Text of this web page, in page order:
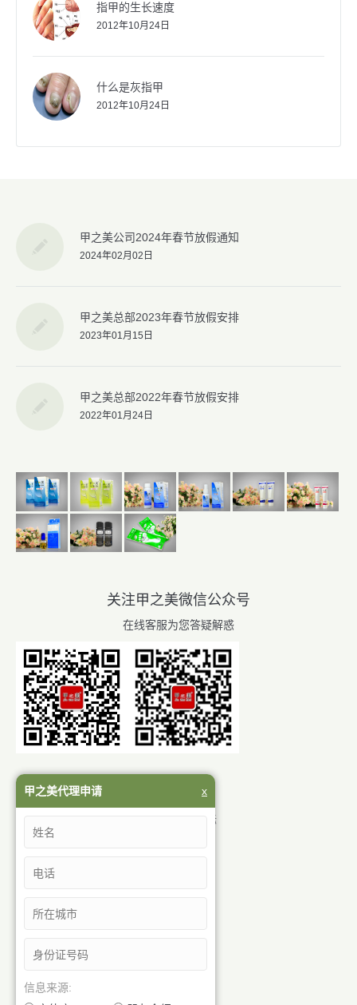
指甲的生长速度
2012年10月24日
什么是灰指甲
2012年10月24日
甲之美公司2024年春节放假通知
2024年02月02日
甲之美总部2023年春节放假安排
2023年01月15日
甲之美总部2022年春节放假安排
2022年01月24日
关注甲之美微信公众号
在线客服为您答疑解惑
岳阳市甲之美生物科技有限公司
地址：岳阳市岳阳楼区青年中路华城国际
咨询热线：0730-8210388
客服 QQ：68581133
官 网：www.jiazhimei.com
找到我们在：
甲之美代理申请 x
信息来源: